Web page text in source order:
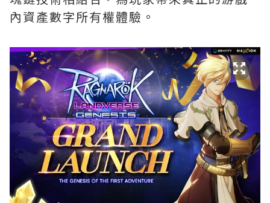
內資產數字所有權體驗。